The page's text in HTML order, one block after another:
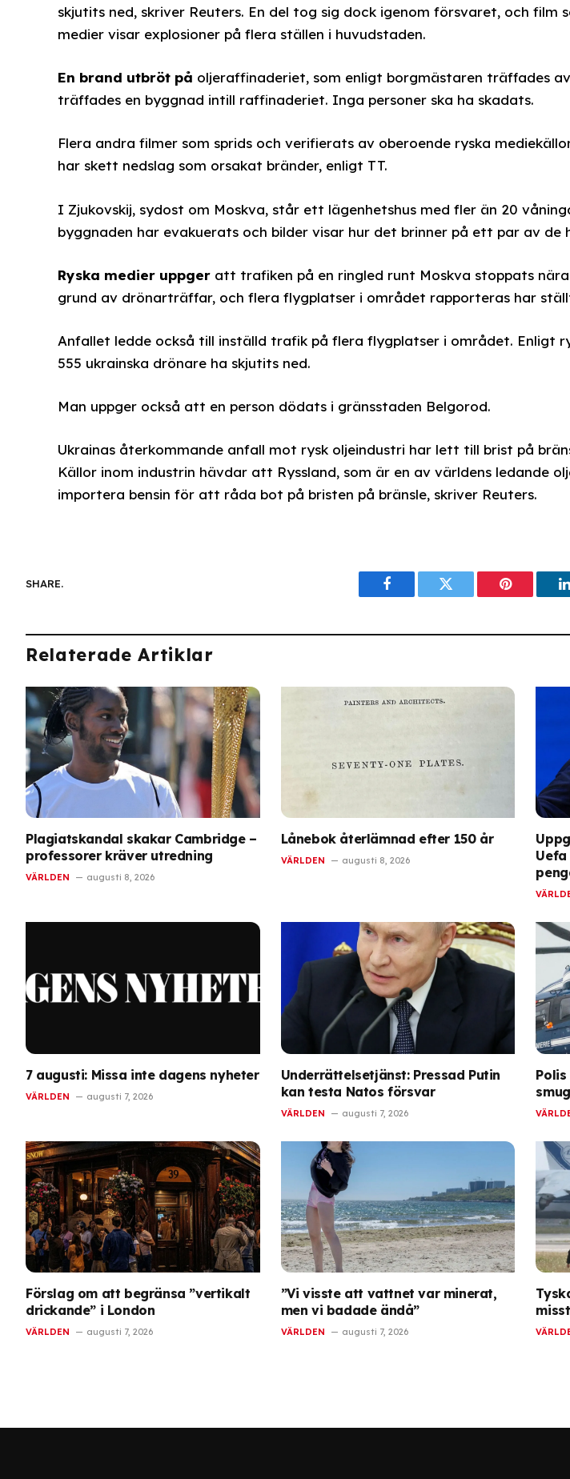
skjutits ned, skriver Reuters. En del tog sig dock igenom försvaret, och film
medier visar explosioner på flera ställen i huvudstaden.
En brand utbröt på oljeraffinaderiet, som enligt borgmästaren träffades
träffades en byggnad intill raffinaderiet. Inga personer ska ha skadats.
Flera andra filmer som sprids och verifierats av oberoende ryska
har skett nedslag som orsakat bränder, enligt TT.
I Zjukovskij, sydost om Moskva, står ett lägenhetshus med fler än 20
byggnaden har evakuerats och bilder visar hur det brinner på ett par av de
Ryska medier uppgeratt trafiken på en ringled runt Moskva stoppats
grund av drönarträffar, och flera flygplatser i området rapporteras har
Anfallet ledde också till inställd trafik på flera flygplatser i området. Enligt
555 ukrainska drönare ha skjutits ned.
Man uppger också att en person dödats i gränsstaden Belgorod.
Ukrainas återkommande anfall mot rysk oljeindustri har lett till brist på
Källor inom industrin hävdar att Ryssland, som är en av världens ledande
importera bensin för att råda bot på bristen på bränsle, skriver Reuters.
SHARE.
FacebookTwitter Pinterest
Relaterade Artiklar
Plagiatskandal skakar Cambridge –
professorer kräver utredning
VÄRLDEN augusti 8, 2026
Lånebok återlämnad efter 150 år
VÄRLDEN augusti 8, 2026
Uefa
7 augusti: Missa inte dagens nyheter
VÄRLDEN augusti 7, 2026
Underrättelsetjänst: Pressad Putin
kan testa Natos försvar
VÄRLDEN augusti 7, 2026
Förslag om att begränsa ”vertikalt
drickande” i London
VÄRLDEN augusti 7, 2026
”Vi visste att vattnet var minerat,
men vi badade ändå”
VÄRLDEN augusti 7, 2026